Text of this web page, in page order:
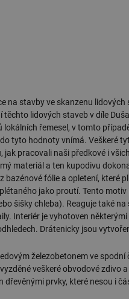
na stavby ve skanzenu
lidových staveb v díle
řemesel, v tomto
tyto hodnoty vnímá. Veškeré
pracovali naši předkové i
materiál a ten kupodivu
fólie a opletení, které
jako proutí. Tento
šišky chleba). Reaguje také
Interiér je vyhotoven
Drátenicky jsou
železobetonem ve
veškeré obvodové zdivo
prvky, které nesou i
vetrani.tzb-
info.cz
10 let
Hotjar Ltd
elektro.tzb-
info.cz
1 minuta
59 sekund
Airtable
.tzb-info.cz
2 měsíce 4
týdny
vytapeni.tzb-
info.cz
10 let
stavba.tzb-
10 let
Hotjar Ltd
.tzb-info.cz
29 minut
59 sekund